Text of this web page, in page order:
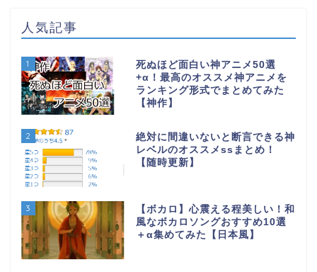
人気記事
1
死ぬほど面白い神アニメ50選
+α！最高のオススメ神アニメを
ランキング形式でまとめてみた
【神作】
2
絶対に間違いないと断言できる神
レベルのオススメssまとめ！
【随時更新】
3
【ボカロ】心震える程美しい！和
風なボカロソングおすすめ10選
＋α集めてみた【日本風】